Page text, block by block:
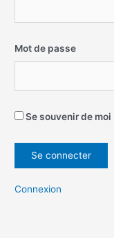
Mot de passe
Se souvenir de moi
Connexion